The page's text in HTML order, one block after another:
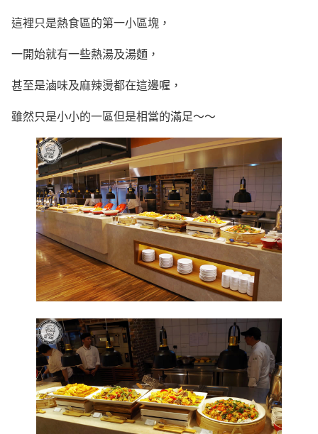
這裡只是熱食區的第一小區塊，
一開始就有一些熱湯及湯麵，
甚至是滷味及麻辣燙都在這邊喔，
雖然只是小小的一區但是相當的滿足～～